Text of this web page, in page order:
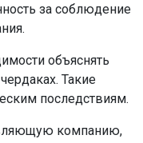
Читать все